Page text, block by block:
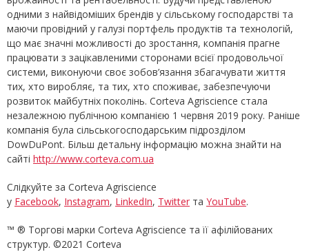
одними з найвідоміших брендів у сільському господарстві та
маючи провідний у галузі портфель продуктів та технологій,
що має значні можливості до зростання, компанія прагне
працювати з зацікавленими сторонами всієї продовольчої
системи, виконуючи своє зобов’язання збагачувати життя
тих, хто виробляє, та тих, хто споживає, забезпечуючи
розвиток майбутніх поколінь. Corteva Agriscience стала
незалежною публічною компанією 1 червня 2019 року. Раніше
компанія була сільськогосподарським підрозділом
DowDuPont. Більш детальну інформацію можна знайти на
сайті http://www.corteva.com.ua
Слідкуйте за Corteva Agriscience
у Facebook, Instagram, LinkedIn, Twitter та YouTube.
™ ® Торгові марки Corteva Agriscience та її афілійованих
структур. ©2021 Corteva